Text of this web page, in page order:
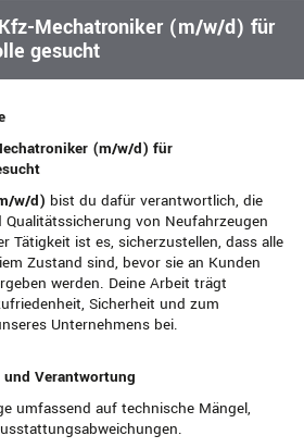
Mechatroniker (m/w/d) für
gesucht
(m/w/d) für
w/d) bist du dafür verantwortlich, die
von Neufahrzeugen
Tätigkeit ist es, sicherzustellen, dass alle
Zustand sind, bevor sie an Kunden
werden. Deine Arbeit trägt
Sicherheit und zum
Unternehmens bei.
Verantwortung
umfassend auf technische Mängel,